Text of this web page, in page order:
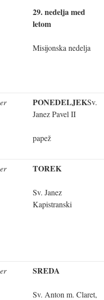
29. nedelja med
letom
Misijonska nedelja
PONEDELJEKSv.
Janez Pavel II
papež
TOREK
Sv. Janez
Kapistranski
SREDA
Sv. Anton m. Claret,